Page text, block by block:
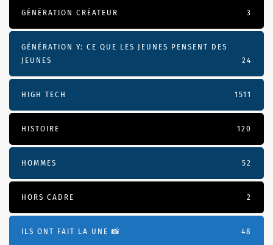
GÉNÉRATION CRÉATEUR 3
GÉNÉRATION Y: CE QUE LES JEUNES PENSENT DES
JEUNES
24
HIGH TECH 1511
HISTOIRE 120
HOMMES 52
HORS CADRE 2
ILS ONT FAIT LA UNE 📸 48